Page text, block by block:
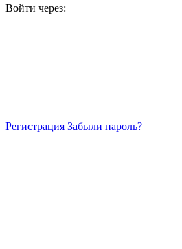
Войти через:
Регистрация Забыли пароль?